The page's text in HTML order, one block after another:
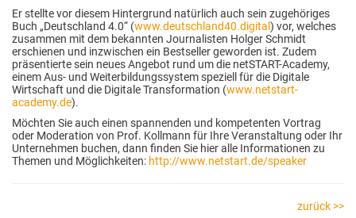
Er stellte vor diesem Hintergrund natürlich auch sein zugehöriges
Buch „Deutschland 4.0“ (www.deutschland40.digital) vor, welches
zusammen mit dem bekannten Journalisten Holger Schmidt
erschienen und inzwischen ein Bestseller geworden ist. Zudem
präsentierte sein neues Angebot rund um die netSTART-Academy,
einem Aus- und Weiterbildungssystem speziell für die Digitale
Wirtschaft und die Digitale Transformation (www.netstart-
academy.de).
Möchten Sie auch einen spannenden und kompetenten Vortrag
oder Moderation von Prof. Kollmann für Ihre Veranstaltung oder Ihr
Unternehmen buchen, dann finden Sie hier alle Informationen zu
Themen und Möglichkeiten: http://www.netstart.de/speaker
zurück >>